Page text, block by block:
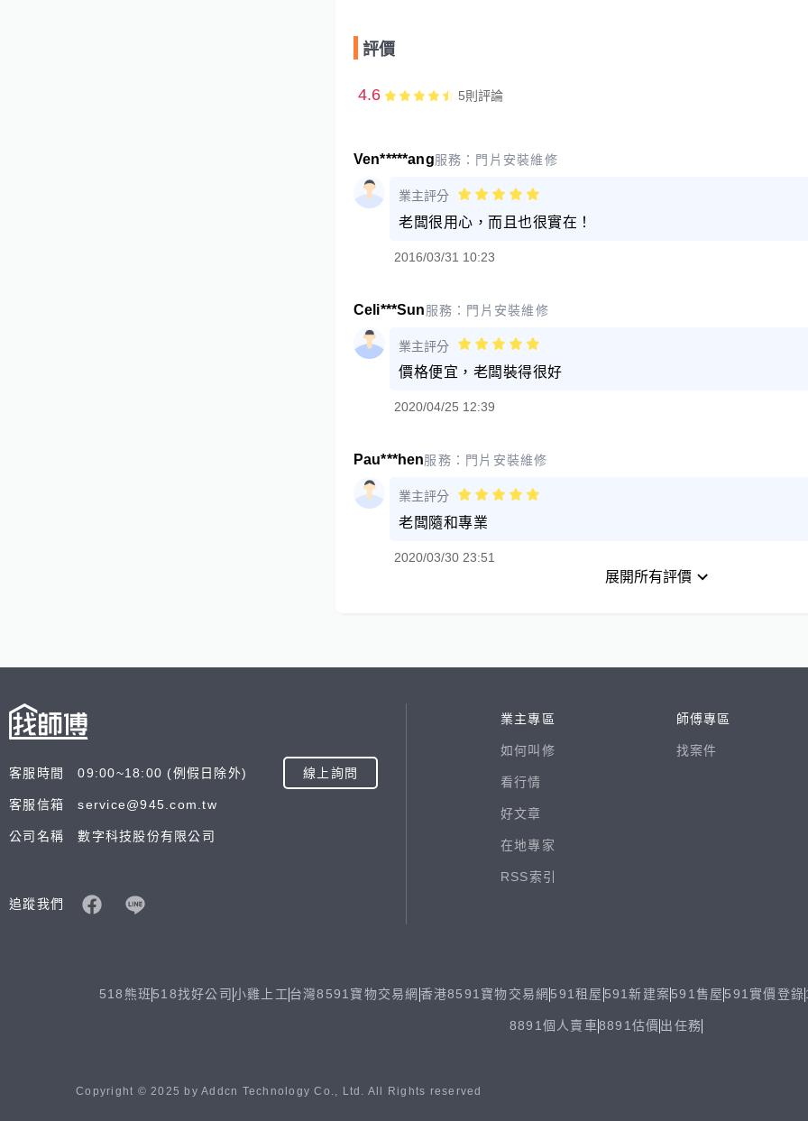
評價
4.6 5則評論
Ven*****ang服務： 門片安裝維修
業主評分
老闆很用心，而且也很實在！
2016/03/31 10:23
Celi***Sun服務： 門片安裝維修
業主評分
價格便宜，老闆裝得很好
2020/04/25 12:39
Pau***hen服務： 門片安裝維修
業主評分
老闆隨和專業
2020/03/30 23:51
展開所有評價
客服時間 09:00~18:00 (例假日除外) 線上詢問
客服信箱 service@945.com.tw
公司名稱 數字科技股份有限公司
追蹤我們
業主專區
如何叫修
看行情
好文章
在地專家
RSS索引
師傅專區
找案件
518熊班 518找好公司 小雞上工 台灣8591寶物交易網 香港8591寶物交易網 591租屋 591新建案591售屋 591實價登錄
8891個人賣車8891估價 出任務
Copyright © 2025 by Addcn Technology Co., Ltd. All Rights reserved